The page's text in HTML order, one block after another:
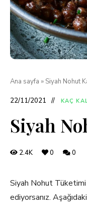
Ana sayfa » Siyah Nohut
22/11/2021 KAÇ
Siyah
2.4K 0 0
Siyah Nohut Tüketimi
ediyorsanız.